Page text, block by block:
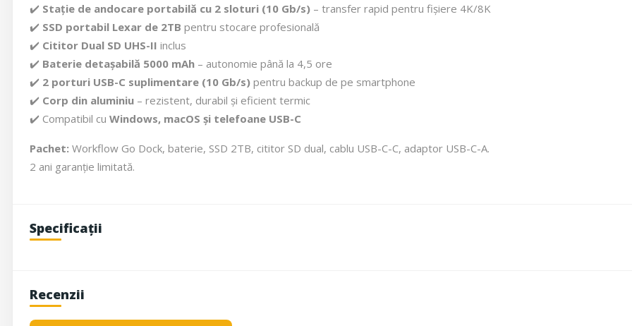
✔️ Stație de andocare portabilă cu 2 sloturi (10 Gb/s) – transfer rapid pentru fișiere 4K/8K
✔️ SSD portabil Lexar de 2TB pentru stocare profesională
✔️ Cititor Dual SD UHS-II inclus
✔️ Baterie detașabilă 5000 mAh – autonomie până la 4,5 ore
✔️ 2 porturi USB-C suplimentare (10 Gb/s) pentru backup de pe smartphone
✔️ Corp din aluminiu – rezistent, durabil și eficient termic
✔️ Compatibil cu Windows, macOS și telefoane USB-C
Pachet: Workflow Go Dock, baterie, SSD 2TB, cititor SD dual, cablu USB-C-C, adaptor USB-C-A.
2 ani garanție limitată.
Specificații
Recenzii